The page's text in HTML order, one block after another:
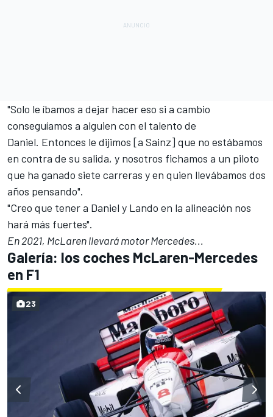
"Solo le íbamos a dejar hacer eso si a cambio
conseguíamos a alguien con el talento de
Daniel. Entonces le dijimos [a Sainz] que no estábamos
en contra de su salida, y nosotros fichamos a un piloto
que ha ganado siete carreras y en quien llevábamos dos
años pensando".
"Creo que tener a Daniel y Lando en la alineación nos
hará más fuertes".
En 2021, McLaren llevará motor Mercedes...
Galería: los coches McLaren-Mercedes
en F1
23